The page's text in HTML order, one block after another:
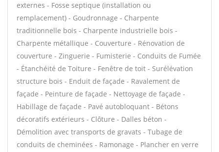
externes - Fosse septique (installation ou
remplacement) - Goudronnage - Charpente
traditionnelle bois - Charpente industrielle bois -
Charpente métallique - Couverture - Rénovation de
couverture - Zinguerie - Fumisterie - Conduits de Fumée
- Étanchéité de Toiture - Fenêtre de toit - Surélévation
structure bois - Enduit de façade - Ravalement de
façade - Peinture de façade - Nettoyage de façade -
Habillage de façade - Pavé autobloquant - Bétons
décoratifs extérieurs - Clôture - Dalles béton -
Démolition avec transports de gravats - Tubage de
conduits de cheminées - Ramonage - Plancher en verre